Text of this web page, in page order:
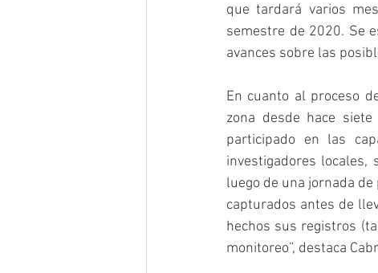
que tardará varios
semestre de 2020. Se
avances sobre las
En cuanto al proceso
zona desde hace
participado en las
investigadores locales,
luego de una jornada
capturados antes de
hechos sus registros
monitoreo”, destaca